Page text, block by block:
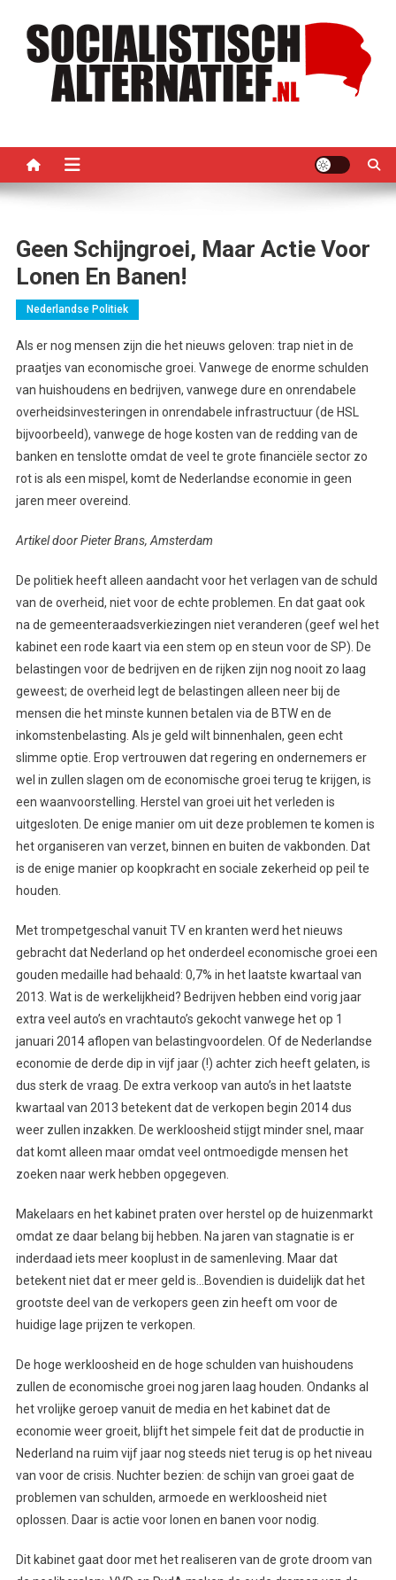
Geen Schijngroei, Maar Actie Voor
Lonen En Banen!
Nederlandse Politiek
Als er nog mensen zijn die het nieuws geloven: trap niet in de
praatjes van economische groei. Vanwege de enorme schulden
van huishoudens en bedrijven, vanwege dure en onrendabele
overheidsinvesteringen in onrendabele infrastructuur (de HSL
bijvoorbeeld), vanwege de hoge kosten van de redding van de
banken en tenslotte omdat de veel te grote financiële sector zo
rot is als een mispel, komt de Nederlandse economie in geen
jaren meer overeind.
Artikel door Pieter Brans, Amsterdam
De politiek heeft alleen aandacht voor het verlagen van de schuld
van de overheid, niet voor de echte problemen. En dat gaat ook
na de gemeenteraadsverkiezingen niet veranderen (geef wel het
kabinet een rode kaart via een stem op en steun voor de SP). De
belastingen voor de bedrijven en de rijken zijn nog nooit zo laag
geweest; de overheid legt de belastingen alleen neer bij de
mensen die het minste kunnen betalen via de BTW en de
inkomstenbelasting. Als je geld wilt binnenhalen, geen echt
slimme optie. Erop vertrouwen dat regering en ondernemers er
wel in zullen slagen om de economische groei terug te krijgen, is
een waanvoorstelling. Herstel van groei uit het verleden is
uitgesloten. De enige manier om uit deze problemen te komen is
het organiseren van verzet, binnen en buiten de vakbonden. Dat
is de enige manier op koopkracht en sociale zekerheid op peil te
houden.
Met trompetgeschal vanuit TV en kranten werd het nieuws
gebracht dat Nederland op het onderdeel economische groei een
gouden medaille had behaald: 0,7% in het laatste kwartaal van
2013. Wat is de werkelijkheid? Bedrijven hebben eind vorig jaar
extra veel auto’s en vrachtauto’s gekocht vanwege het op 1
januari 2014 aflopen van belastingvoordelen. Of de Nederlandse
economie de derde dip in vijf jaar (!) achter zich heeft gelaten, is
dus sterk de vraag. De extra verkoop van auto’s in het laatste
kwartaal van 2013 betekent dat de verkopen begin 2014 dus
weer zullen inzakken. De werkloosheid stijgt minder snel, maar
dat komt alleen maar omdat veel ontmoedigde mensen het
zoeken naar werk hebben opgegeven.
Makelaars en het kabinet praten over herstel op de huizenmarkt
omdat ze daar belang bij hebben. Na jaren van stagnatie is er
inderdaad iets meer kooplust in de samenleving. Maar dat
betekent niet dat er meer geld is…Bovendien is duidelijk dat het
grootste deel van de verkopers geen zin heeft om voor de
huidige lage prijzen te verkopen.
De hoge werkloosheid en de hoge schulden van huishoudens
zullen de economische groei nog jaren laag houden. Ondanks al
het vrolijke geroep vanuit de media en het kabinet dat de
economie weer groeit, blijft het simpele feit dat de productie in
Nederland na ruim vijf jaar nog steeds niet terug is op het niveau
van voor de crisis. Nuchter bezien: de schijn van groei gaat de
problemen van schulden, armoede en werkloosheid niet
oplossen. Daar is actie voor lonen en banen voor nodig.
Dit kabinet gaat door met het realiseren van de grote droom van